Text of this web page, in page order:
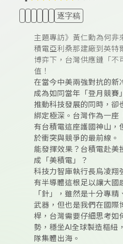
逐字稿
主題專訪》黃仁勳為何非
積電亞利桑那建廠到英特
博弈下，台灣供應鏈「不
值！
在當今中美兩強對抗的新
成為如同當年「登月競賽
推動科技發展的同時，卻
綁定極深。台灣作為一座
有台積電這座護國神山，
於衝突與競爭的最前線。
能發揮效果？台積電赴美
成「美積電」？
科技力智庫執行長烏凌翔
有半導體這根足以讓大國
「針」，雖然是十分專
武器，但也是我們在國際
桿，台灣需要仔細思考如
勢，穩坐AI全球製造樞紐
隊集體出海。